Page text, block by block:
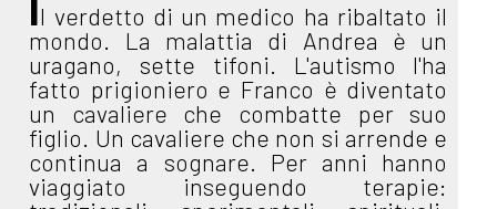
l verdetto di un medico ha ribaltato il
mondo. La malattia di Andrea è un
uragano, sette tifoni. L'autismo l'ha
fatto prigioniero e Franco è diventato
un cavaliere che combatte per suo
figlio. Un cavaliere che non si arrende e
continua a sognare. Per anni hanno
viaggiato inseguendo terapie: